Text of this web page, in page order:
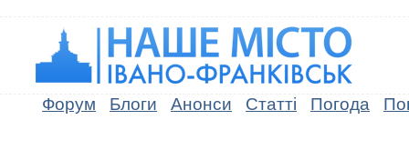
Форум Блоги Анонси Статті Погода